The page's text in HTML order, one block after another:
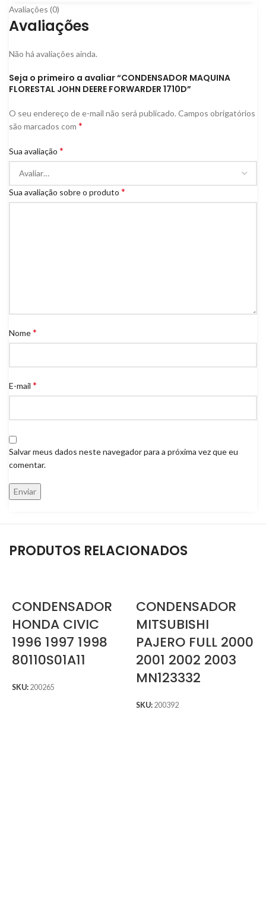
Avaliações (0)
Avaliações
Não há avaliações ainda.
Seja o primeiro a avaliar “CONDENSADOR MAQUINA
FLORESTAL JOHN DEERE FORWARDER 1710D”
O seu endereço de e-mail não será publicado. Campos obrigatórios
são marcados com *
Sua avaliação *
Sua avaliação sobre o produto *
Nome*
E-mail *
Salvar meus dados neste navegador para a próxima vez que eu
comentar.
PRODUTOS RELACIONADOS
CONDENSADOR
HONDA CIVIC
1996 1997 1998
80110S01A11
SKU: 200265
CONDENSADOR
MITSUBISHI
PAJERO FULL 2000
2001 2002 2003
MN123332
SKU: 200392